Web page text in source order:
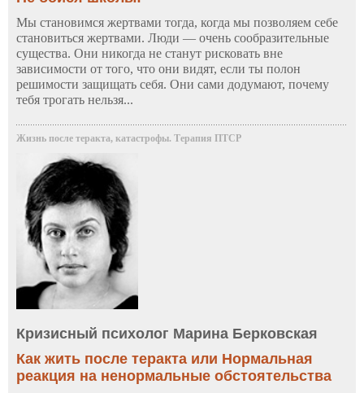
Мы становимся жертвами тогда, когда мы позволяем себе
становиться жертвами. Люди — очень сообразительные
существа. Они никогда не станут рисковать вне
зависимости от того, что они видят, если ты полон
решимости защищать себя. Они сами додумают, почему
тебя трогать нельзя...
Жизнь после теракта, катастрофы. Терапия ПТСР
Кризисный психолог Марина Берковская
Как жить после теракта или Нормальная
реакция на ненормальные обстоятельства